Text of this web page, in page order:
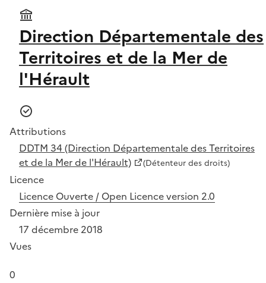
Direction Départementale des
Territoires et de la Mer de
l'Hérault
Attributions
DDTM 34 (Direction Départementale des Territoires
et de la Mer de l'Hérault)
(Détenteur des droits)
Licence
Licence Ouverte / Open Licence version 2.0
Dernière mise à jour
17 décembre 2018
Vues
0